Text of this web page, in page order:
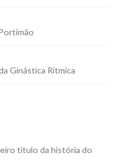
Ginástica Rítmica
título da história do